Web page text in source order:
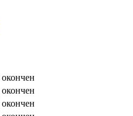
окончен
окончен
окончен